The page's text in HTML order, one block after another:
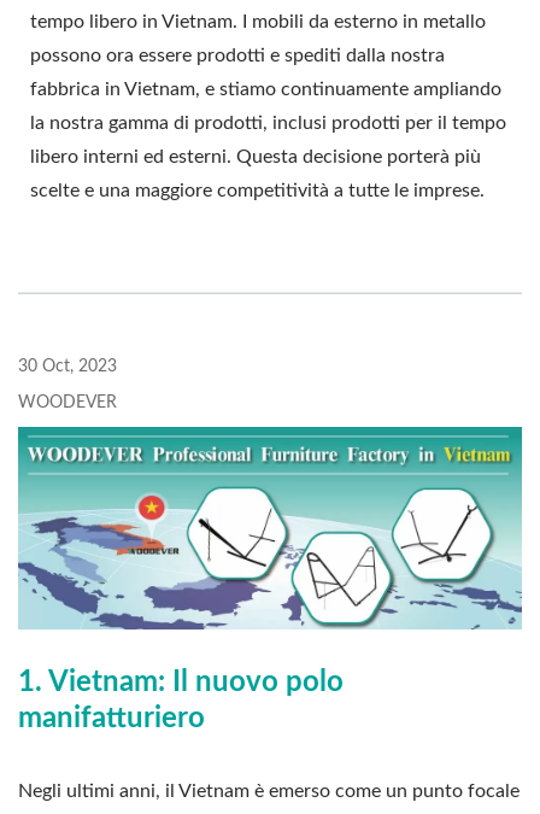
tempo libero in Vietnam. I mobili da esterno in metallo
possono ora essere prodotti e spediti dalla nostra
fabbrica in Vietnam, e stiamo continuamente ampliando
la nostra gamma di prodotti, inclusi prodotti per il tempo
libero interni ed esterni. Questa decisione porterà più
scelte e una maggiore competitività a tutte le imprese.
30 Oct, 2023
WOODEVER
1. Vietnam: Il nuovo polo
manifatturiero
Negli ultimi anni, il Vietnam è emerso come un punto focale